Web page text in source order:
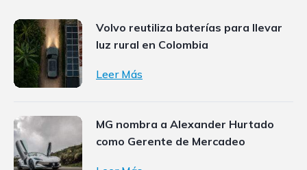
Volvo reutiliza baterías para llevar
luz rural en Colombia
Leer Más
MG nombra a Alexander Hurtado
como Gerente de Mercadeo